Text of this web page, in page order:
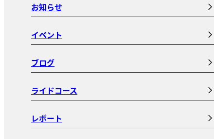
お知らせ
イベント
ブログ
ライドコース
レポート